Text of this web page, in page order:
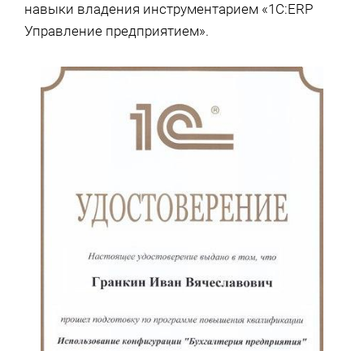
навыки владения инструментарием «1С:ERP
Управление предприятием».